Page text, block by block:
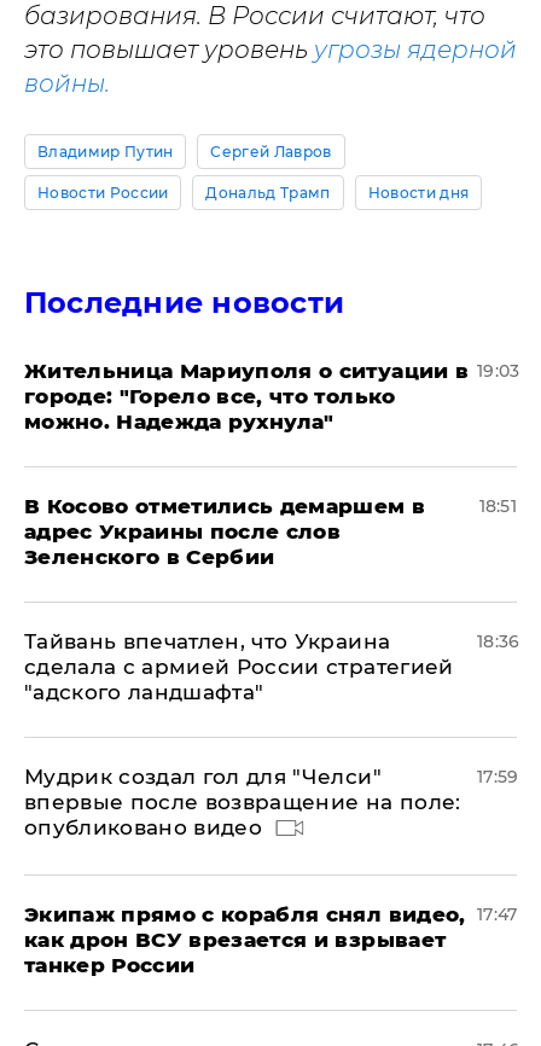
базирования. В России считают, что
это повышает уровень угрозы ядерной
войны.
Владимир Путин Сергей Лавров
Новости России Дональд Трамп Новости дня
Последние новости
Жительница Мариуполя о ситуации в
городе: "Горело все, что только
можно. Надежда рухнула"
19:03
В Косово отметились демаршем в
адрес Украины после слов
Зеленского в Сербии
18:51
Тайвань впечатлен, что Украина
сделала с армией России стратегией
"адского ландшафта"
18:36
Мудрик создал гол для "Челси"
впервые после возвращение на поле:
опубликовано видео
17:59
Экипаж прямо с корабля снял видео,
как дрон ВСУ врезается и взрывает
танкер России
17:47